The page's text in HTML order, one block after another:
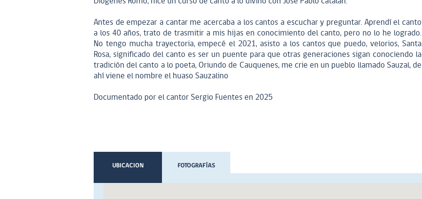
Antes de empezar a cantar me acercaba a los cantos a escuchar y preguntar. Aprendí el canto
a los 40 años, trato de trasmitir a mis hijas en conocimiento del canto, pero no lo he logrado.
No tengo mucha trayectoria, empecé el 2021, asisto a los cantos que puedo, velorios, Santa
Rosa, significado del canto es ser un puente para que otras generaciones sigan conociendo la
tradición del canto a lo poeta, Oriundo de Cauquenes, me crie en un pueblo llamado Sauzal, de
ahí viene el nombre el huaso Sauzalino
Documentado por el cantor Sergio Fuentes en 2025
UBICACION FOTOGRAFÍAS